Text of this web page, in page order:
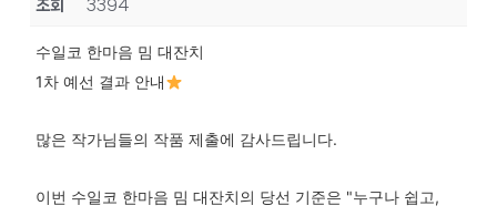
조회 3394
수일코 한마음 밈 대잔치
1차 예선 결과 안내
많은 작가님들의 작품 제출에 감사드립니다.
이번 수일코 한마음 밈 대잔치의 당선 기준은 "누구나 쉽고,